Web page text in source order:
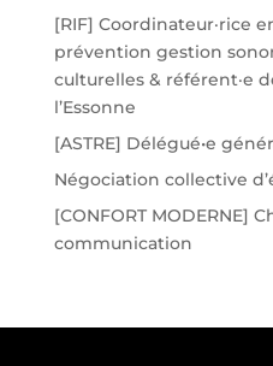
[RIF] Coordinateur·rice
prévention gestion
culturelles & référent·e
l’Essonne
[ASTRE] Délégué•e
Négociation collective
[CONFORT MODERNE]
communication